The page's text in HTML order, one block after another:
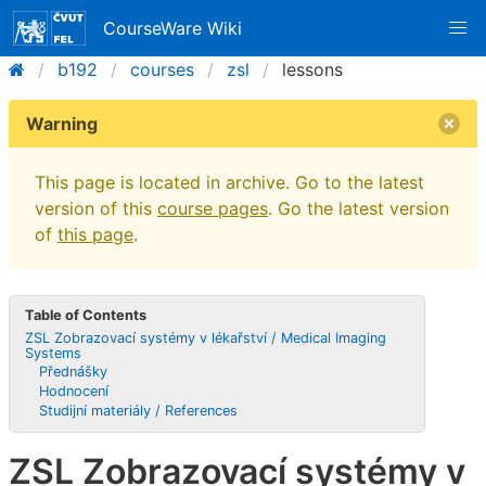
CourseWare Wiki
b192
courses zsl lessons
Warning
This page is located in archive. Go to the latest
version of this course pages. Go the latest version
of this page.
Table of Contents
ZSL Zobrazovací systémy v lékařství / Medical Imaging
Systems
Přednášky
Hodnocení
Studijní materiály / References
ZSL Zobrazovací systémy v